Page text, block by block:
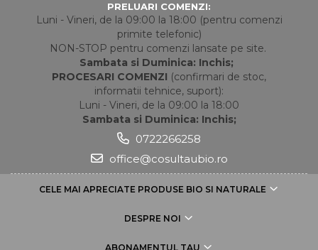
PRELUARI COMENZI:
Luni - Vineri, de la 09:00 la 18:00 (pentru comenzi
primite telefonic)
NON-STOP pentru comenzi lansate pe site.
Sambata si Duminica: Inchis;
PROCESARI COMENZI (confirmari de stoc,
informatii tehnice, suport):
Luni - Vineri, de la 09:00 la 18:00
Sambata si Duminica: Inchis;
0722266258
office@cosultaubio.ro
CELE MAI APRECIATE PRODUSE BIO SI NATURALE
DESPRE NOI
ABONAMENTUL TAU